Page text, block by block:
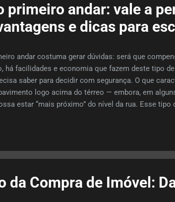
primeiro andar: vale a
e dicas para
andar costuma gerar dúvidas: será que
há facilidades e economia que fazem deste tipo
saber para decidir com segurança. O que
logo acima do térreo — embora, em
estar “mais próximo” do nível da rua. Esse tipo
varandas, jardins ou quintais integrados ao solo.
ou para pessoas com mobilidade reduzida. ...
da Compra de Imóvel: